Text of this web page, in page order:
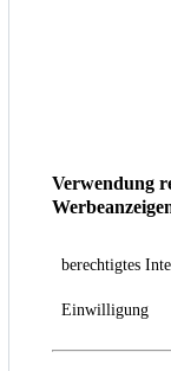
Verwendung
berechtigtes
Einwilligung